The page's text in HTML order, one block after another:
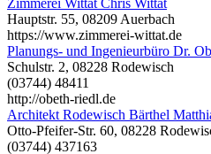
Zimmerei Wittat Chris Wittat
Hauptstr. 55, 08209 Auerbach
https://www.zimmerei-wittat.de
Planungs- und Ingenieurbüro Dr.
Schulstr. 2, 08228 Rodewisch
(03744) 48411
http://obeth-riedl.de
Architekt Rodewisch Bärthel
Otto-Pfeifer-Str. 60, 08228
(03744) 437163